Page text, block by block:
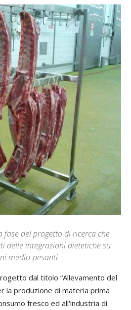
fase del progetto di ricerca che
delle integrazioni dietetiche su
medio-pesanti
dal titolo “Allevamento del
la produzione di materia prima
fresco ed all'industria di